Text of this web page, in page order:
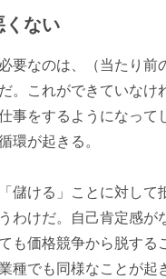
くない
要なのは、（当たり
。これができていなけ
事をするようになっ
環が起きる。
儲ける」ことに対し
わけだ。自己肯定感
も価格競争から脱する
種でも同様なことが起